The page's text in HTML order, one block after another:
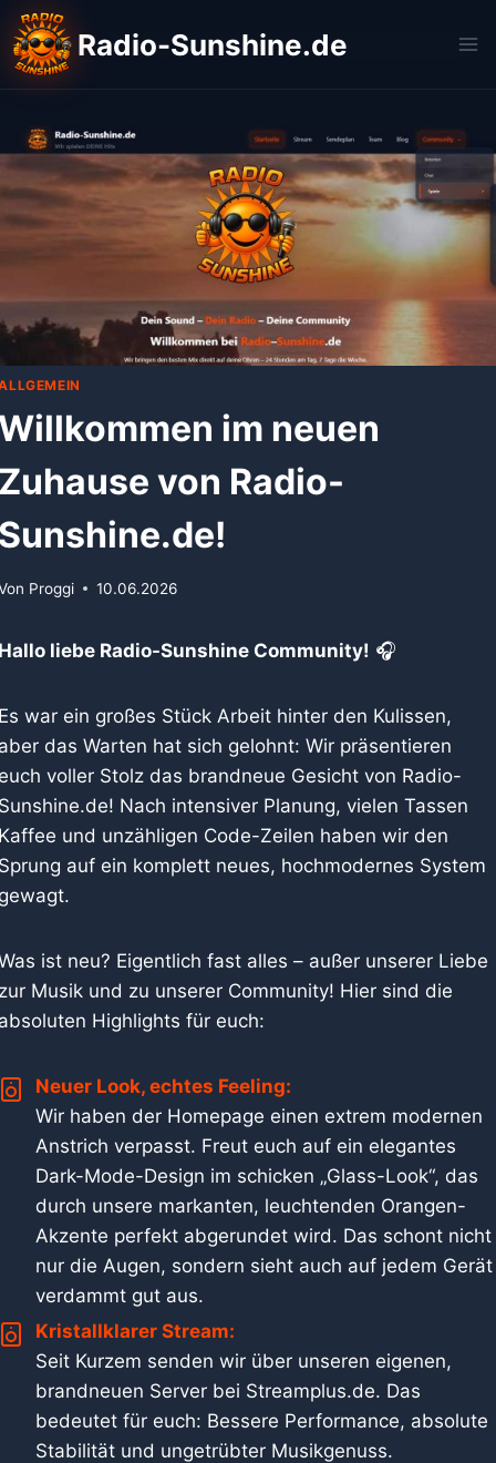
Zum
Inhalt
springen
Radio-Sunshine.de
im neuen
von Radio-
Proggi 10.06.2026
liebe Radio-Sunshine Community! 🎧
war ein großes Stück Arbeit hinter den Kulissen,
das Warten hat sich gelohnt: Wir präsentieren
voller Stolz das brandneue Gesicht von Radio-
Nach intensiver Planung, vielen Tassen
und unzähligen Code-Zeilen haben wir den
auf ein komplett neues, hochmodernes System
ist neu? Eigentlich fast alles – außer unserer Liebe
Musik und zu unserer Community! Hier sind die
Highlights für euch:
Neuer Look, echtes Feeling:
Wir haben der Homepage einen extrem modernen
Anstrich verpasst. Freut euch auf ein elegantes
Dark-Mode-Design im schicken „Glass-Look“, das
durch unsere markanten, leuchtenden Orangen-
Akzente perfekt abgerundet wird. Das schont nicht
nur die Augen, sondern sieht auch auf jedem Gerät
verdammt gut aus.
Kristallklarer Stream:
Seit Kurzem senden wir über unseren eigenen,
brandneuen Server bei Streamplus.de. Das
bedeutet für euch: Bessere Performance, absolute
Stabilität und ungetrübter Musikgenuss.